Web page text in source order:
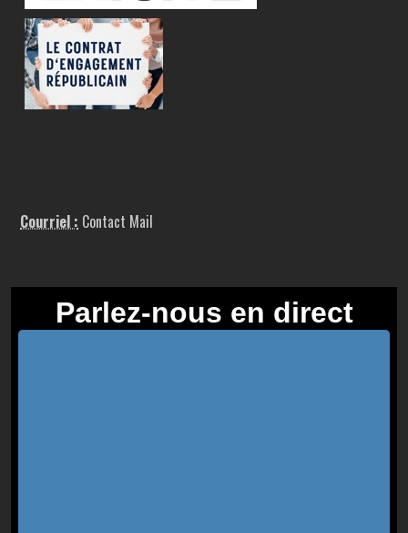
Courriel : Contact Mail